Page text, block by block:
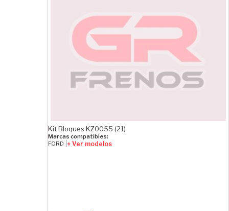
Kit Bloques KZ0055 (21)
Marcas compatibles:
FORD + Ver modelos